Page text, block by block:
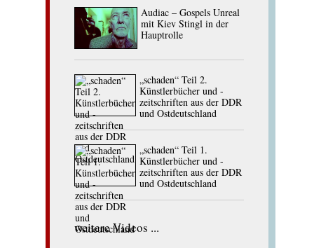
Audiac – Gospels Unreal
mit Kiev Stingl in der
Hauptrolle
„schaden“ Teil 2.
Künstlerbücher und -
zeitschriften aus der DDR
und Ostdeutschland
„schaden“ Teil 1.
Künstlerbücher und -
zeitschriften aus der DDR
und Ostdeutschland
weitere Videos ...